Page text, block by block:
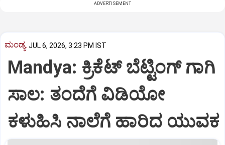
ADVERTISEMENT
ಮಂಡ್ಯ JUL 6, 2026, 3:23 PM IST
Mandya: ಕ್ರಿಕೆಟ್‌ ಬೆಟ್ಟಿಂಗ್‌ ಗಾಗಿ
ಸಾಲ: ತಂದೆಗೆ ವಿಡಿಯೋ
ಕಳುಹಿಸಿ ನಾಲೆಗೆ ಹಾರಿದ ಯುವಕ